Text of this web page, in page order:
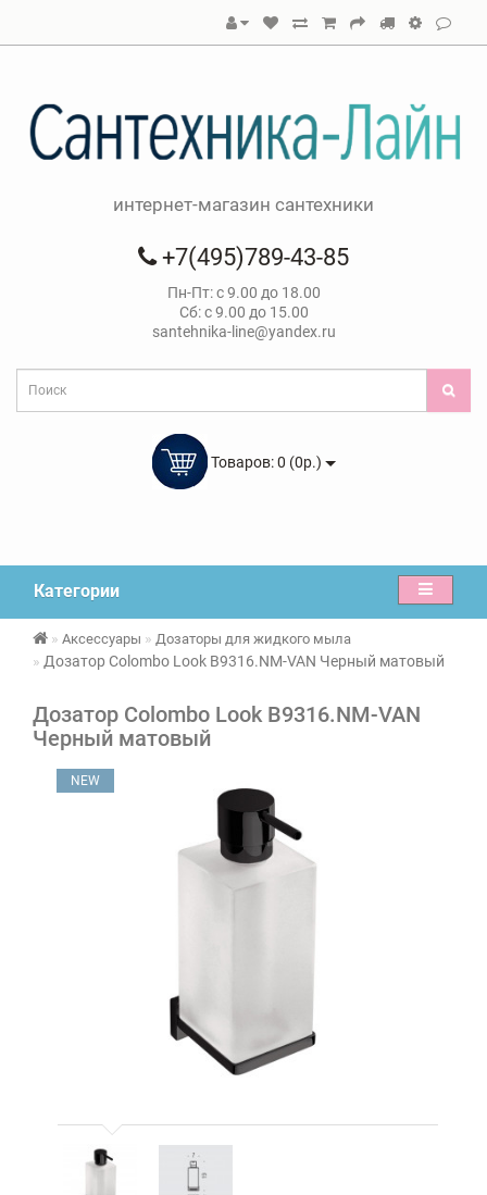
интернет-магазин сантехники
+7(495)789-43-85
Пн-Пт: с 9.00 до 18.00
Сб: с 9.00 до 15.00
santehnika-line@yandex.ru
Товаров: 0 (0р.)
Категории
Аксессуары Дозаторы для жидкого мыла
Дозатор Colombo Look B9316.NM-VAN Черный матовый
Дозатор Colombo Look B9316.NM-VAN
Черный матовый
NEW